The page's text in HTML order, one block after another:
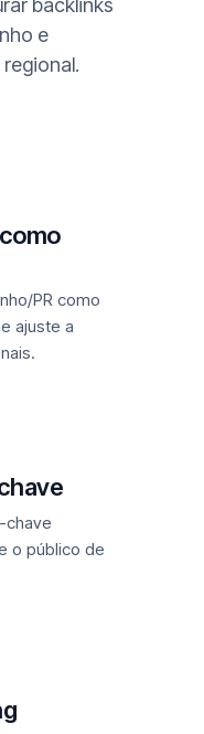
backlinks
e
PR como
ajuste a
chave
o público de